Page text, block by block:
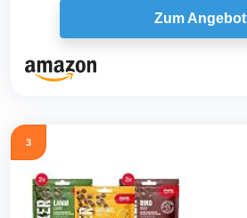
Zum Angebot
3